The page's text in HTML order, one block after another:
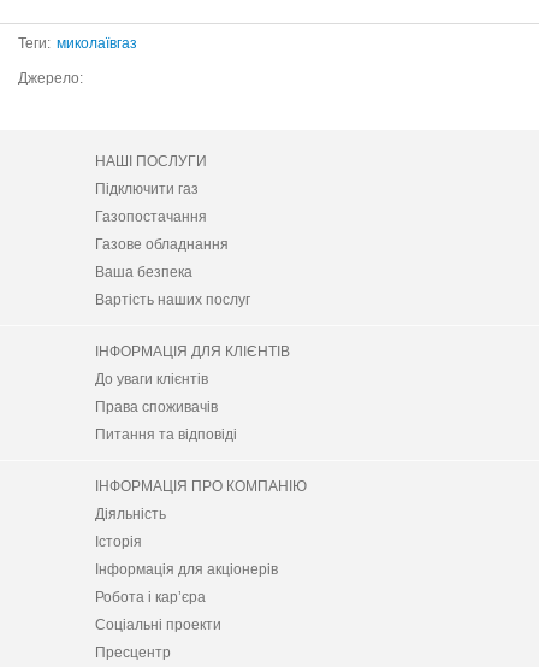
Теги: миколаївгаз
Джерело:
НАШІ ПОСЛУГИ
Підключити газ
Газопостачання
Газове обладнання
Ваша безпека
Вартість наших послуг
ІНФОРМАЦІЯ ДЛЯ КЛІЄНТІВ
До уваги клієнтів
Права споживачів
Питання та відповіді
ІНФОРМАЦІЯ ПРО КОМПАНІЮ
Діяльність
Історія
Інформація для акціонерів
Робота і кар’єра
Соціальні проекти
Пресцентр